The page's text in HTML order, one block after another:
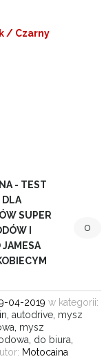
/ Czarny
- TEST
DLA
SUPER
I
JAMESA
0
04-2019 w kategorii:
,autodrive mysz
mysz
do biura
Motocaina